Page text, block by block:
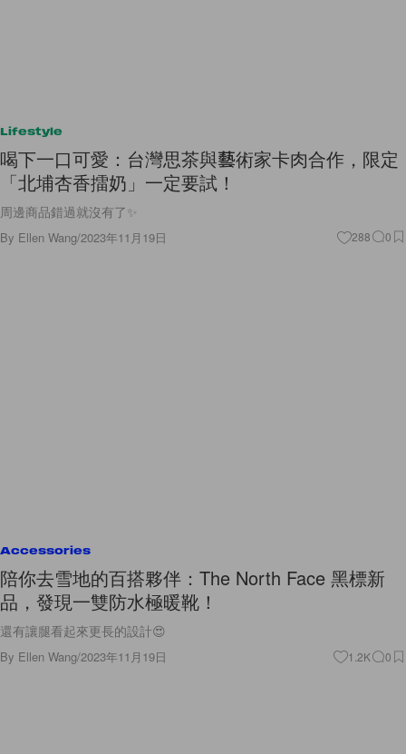
Lifestyle
喝下一口可愛：台灣思茶與藝術家卡肉合作，限定
「北埔杏香擂奶」一定要試！
周邊商品錯過就沒有了✨
By Ellen Wang/2023年11月19日 288 0
Accessories
陪你去雪地的百搭夥伴：The North Face 黑標新
品，發現一雙防水極暖靴！
還有讓腿看起來更長的設計😍
By Ellen Wang/2023年11月19日 1.2K 0